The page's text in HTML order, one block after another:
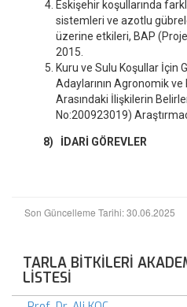
Eskişehir koşullarında
sistemleri ve azotlu
üzerine etkileri, BAP
2015.
Kuru ve Sulu Koşullar İçin
Adaylarının Agronomik
Arasındaki İlişkilerin
No:200923019)
8) İDARİ GÖREVLER
Son Güncelleme Tarihi: 30.06.2025
TARLA BİTKİLERİ
LİSTESİ